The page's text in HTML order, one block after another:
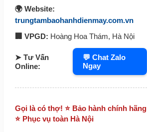
🌍 Website:
trungtambaohanhdienmay.com.vn
🏢 VPGD: Hoàng Hoa Thám, Hà Nội
➤ Tư Vấn
Online:
💬 Chat Zalo
Ngay
Gọi là có thợ! ⭐ Bảo hành chính hãng
⭐ Phục vụ toàn Hà Nội